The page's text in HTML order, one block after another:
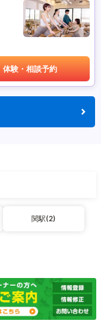
体験・相談予約
関駅(2)